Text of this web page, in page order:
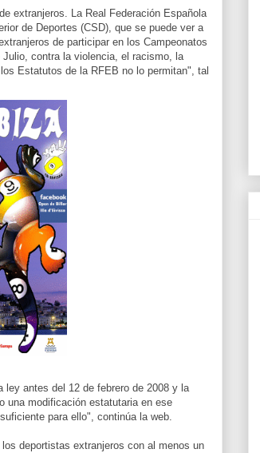
extranjeros. La Real Federación Española
de Deportes (CSD), que se puede ver a
de participar en los Campeonatos
contra la violencia, el racismo, la
Estatutos de la RFEB no lo permitan", tal
antes del 12 de febrero de 2008 y la
una modificación estatutaria en ese
para ello", continúa la web.
deportistas extranjeros con al menos un